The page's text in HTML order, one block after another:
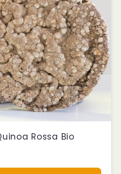
Rossa Bio